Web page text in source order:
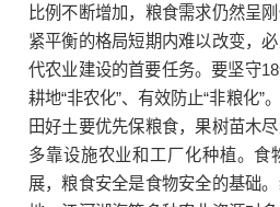
比例不断增加，粮食需求仍然呈
紧平衡的格局短期内难以改变，
代农业建设的首要任务。要坚守
耕地“非农化”、有效防止“非粮化”
田好土要优先保粮食，果树苗木
多靠设施农业和工厂化种植。食
展，粮食安全是食物安全的基础